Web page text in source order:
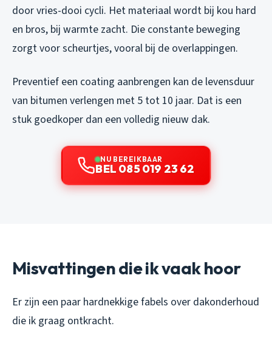
door vries-dooi cycli. Het materiaal wordt bij kou hard
en bros, bij warmte zacht. Die constante beweging
zorgt voor scheurtjes, vooral bij de overlappingen.
Preventief een coating aanbrengen kan de levensduur
van bitumen verlengen met 5 tot 10 jaar. Dat is een
stuk goedkoper dan een volledig nieuw dak.
NU BEREIKBAAR
BEL 085 019 23 62
Misvattingen die ik vaak hoor
Er zijn een paar hardnekkige fabels over dakonderhoud
die ik graag ontkracht.